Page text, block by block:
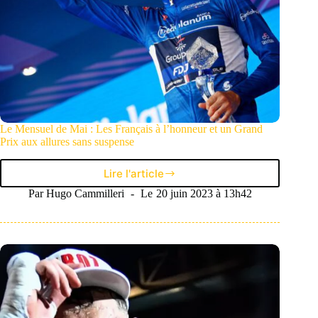
Le Mensuel de Mai : Les Français à l’honneur et un Grand
Prix aux allures sans suspense
Lire l'article
Le
Mensuel
Mai
Les
à
l’honneur
et
Par Hugo Cammilleri Le 20 juin 2023 à 13h42